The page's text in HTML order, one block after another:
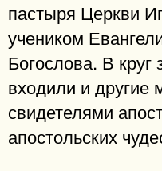
пастыря Церкви
учеником
Богослова. В
входили и
свидетелями
апостольских